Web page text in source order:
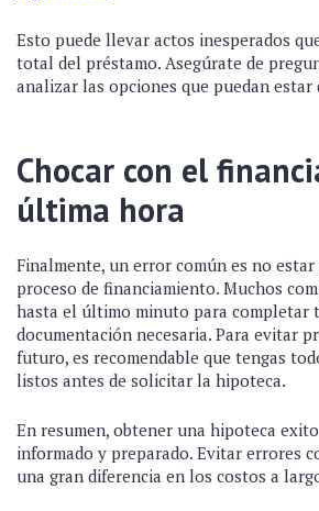
Esto puede llevar actos inesperados
total del préstamo. Asegúrate de
analizar las opciones que puedan
Chocar con el
última hora
Finalmente, un error común es no
proceso de financiamiento. Muchos
hasta el último minuto para completar
documentación necesaria. Para evitar
futuro, es recomendable que tengas
listos antes de solicitar la hipoteca.
En resumen, obtener una hipoteca
informado y preparado. Evitar errores
una gran diferencia en los costos a